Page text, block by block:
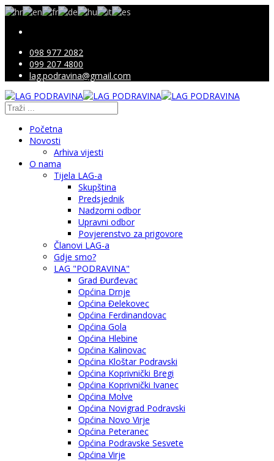
098 977 2082
099 207 4800
lag.podravina@gmail.com
Početna
Novosti
Arhiva vijesti
O nama
Tijela LAG-a
Skupština
Predsjednik
Nadzorni odbor
Upravni odbor
Povjerenstvo za prigovore
Članovi LAG-a
Gdje smo?
LAG "PODRAVINA"
Grad Đurđevac
Općina Drnje
Općina Đelekovec
Općina Ferdinandovac
Općina Gola
Općina Hlebine
Općina Kalinovac
Općina Kloštar Podravski
Općina Koprivnički Bregi
Općina Koprivnički Ivanec
Općina Molve
Općina Novigrad Podravski
Općina Novo Virje
Općina Peteranec
Općina Podravske Sesvete
Općina Virje